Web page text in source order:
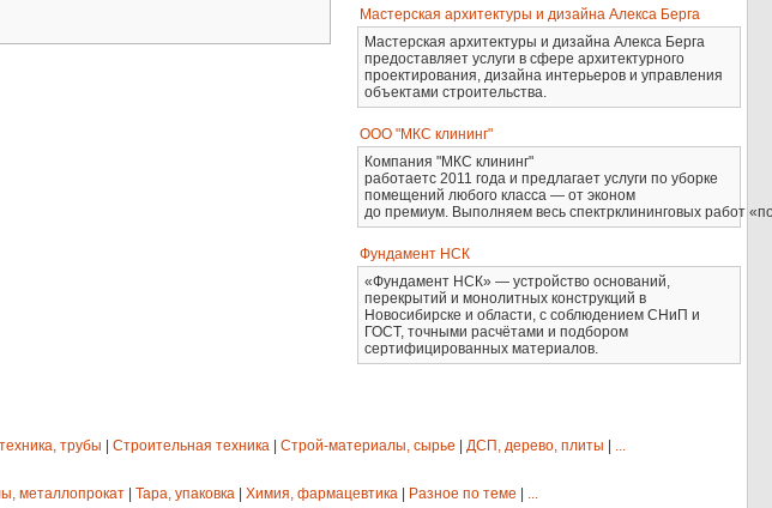
Мастерская архитектуры и дизайна Алекса Берга
Мастерская архитектуры и дизайна Алекса Берга
предоставляет услуги в сфере архитектурного
проектирования, дизайна интерьеров и управления
объектами строительства.
ООО "МКС клининг"
Компания "МКС клининг"
работаетс 2011 года и предлагает услуги по уборке
помещений любого класса — от эконом
до премиум. Выполняем весь спектрклининговых работ
Фундамент НСК
«Фундамент НСК» — устройство оснований,
перекрытий и монолитных конструкций в
Новосибирске и области, с соблюдением СНиП и
ГОСТ, точными расчётами и подбором
сертифицированных материалов.
трубы Строительная техника Строй-материалы, сырье ДСП, дерево, плиты
...
металлопрокат Тара, упаковка Химия, фармацевтика Разное по теме ...